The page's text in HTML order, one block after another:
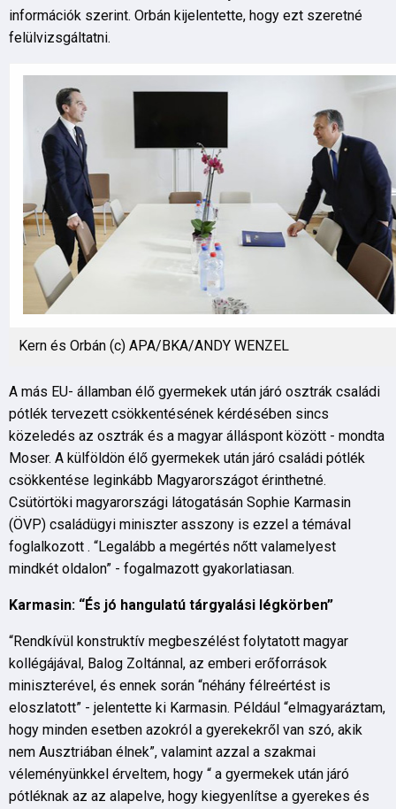
információk szerint. Orbán kijelentette, hogy ezt szeretné
felülvizsgáltatni.
Kern és Orbán (c) APA/BKA/ANDY WENZEL
A más EU- államban élő gyermekek után járó osztrák családi
pótlék tervezett csökkentésének kérdésében sincs
közeledés az osztrák és a magyar álláspont között - mondta
Moser. A külföldön élő gyermekek után járó családi pótlék
csökkentése leginkább Magyarországot érinthetné.
Csütörtöki magyarországi látogatásán Sophie Karmasin
(ÖVP) családügyi miniszter asszony is ezzel a témával
foglalkozott . “Legalább a megértés nőtt valamelyest
mindkét oldalon” - fogalmazott gyakorlatiasan.
Karmasin: “És jó hangulatú tárgyalási légkörben”
“Rendkívül konstruktív megbeszélést folytatott magyar
kollégájával, Balog Zoltánnal, az emberi erőforrások
miniszterével, és ennek során “néhány félreértést is
eloszlatott” - jelentette ki Karmasin. Például “elmagyaráztam,
hogy minden esetben azokról a gyerekekről van szó, akik
nem Ausztriában élnek”, valamint azzal a szakmai
véleményünkkel érveltem, hogy “ a gyermekek után járó
pótléknak az az alapelve, hogy kiegyenlítse a gyerekes és